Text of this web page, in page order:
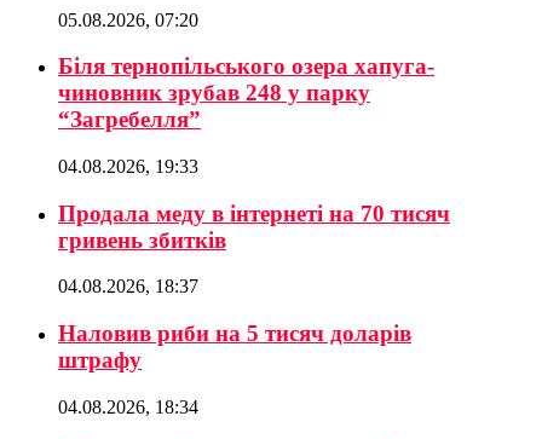
05.08.2026, 07:20
Біля тернопільського озера хапуга-
чиновник зрубав 248 у парку
“Загребелля”
04.08.2026, 19:33
Продала меду в інтернеті на 70 тисяч
гривень збитків
04.08.2026, 18:37
Наловив риби на 5 тисяч доларів
штрафу
04.08.2026, 18:34